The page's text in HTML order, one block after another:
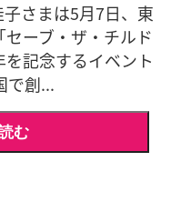
さまは5月7日、東
ーブ・ザ・チルド
記念するイベント
で創...
む